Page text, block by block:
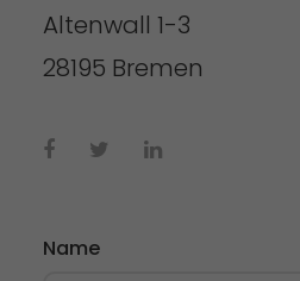
Altenwall 1-3
28195 Bremen
Name